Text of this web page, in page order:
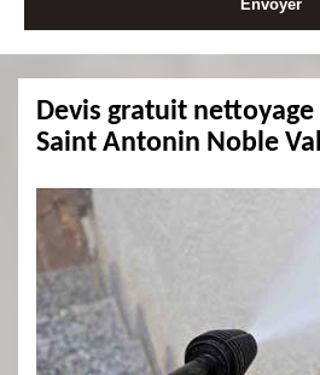
Devis gratuit nettoyage
Saint Antonin Noble